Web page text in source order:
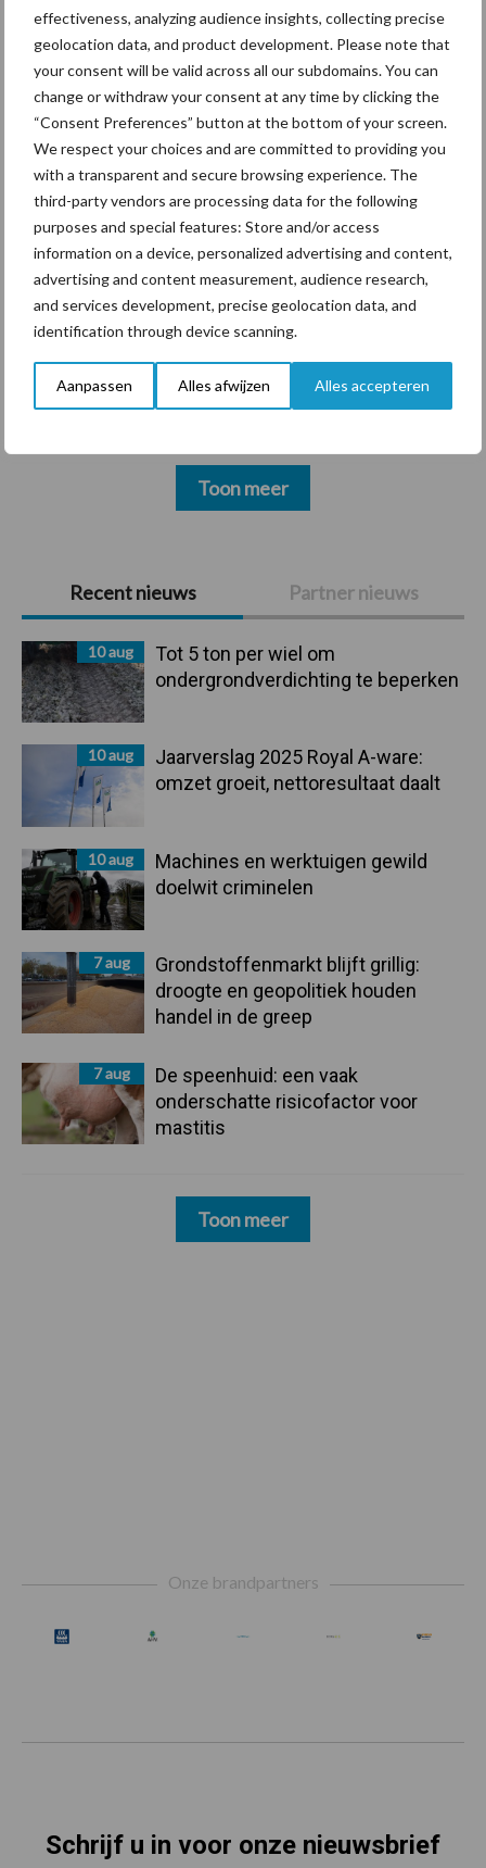
effectiveness, analyzing audience insights, collecting precise
geolocation data, and product development. Please note that
your consent will be valid across all our subdomains. You can
change or withdraw your consent at any time by clicking the
“Consent Preferences” button at the bottom of your screen.
We respect your choices and are committed to providing you
with a transparent and secure browsing experience. The
third-party vendors are processing data for the following
purposes and special features: Store and/or access
information on a device, personalized advertising and content,
advertising and content measurement, audience research,
and services development, precise geolocation data, and
identification through device scanning.
Aanpassen Alles afwijzen Alles accepteren
Primaire
Sidebar
Recent nieuws Partner nieuws
10 aug
Tot 5 ton per wiel om
ondergrondverdichting te beperken
10 aug
Jaarverslag 2025 Royal A-ware:
omzet groeit, nettoresultaat daalt
10 aug
Machines en werktuigen gewild
doelwit criminelen
7 aug
Grondstoffenmarkt blijft grillig:
droogte en geopolitiek houden
handel in de greep
7 aug
De speenhuid: een vaak
onderschatte risicofactor voor
mastitis
Toon meer
gewild doelwit criminelen
Themapagina's
Diergezondheid Bemesting Fokkerij
Toon meer
Onze brandpartners
Schrijf u in voor onze nieuwsbrief